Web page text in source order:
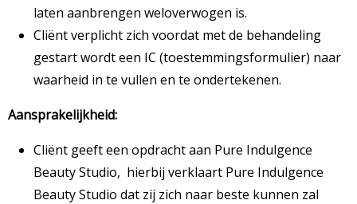
laten aanbrengen weloverwogen is.
Cliënt verplicht zich voordat met de behandeling
gestart wordt een IC (toestemmingsformulier) naar
waarheid in te vullen en te ondertekenen.
Aansprakelijkheid:
Cliënt geeft een opdracht aan Pure Indulgence
Beauty Studio, hierbij verklaart Pure Indulgence
Beauty Studio dat zij zich naar beste kunnen zal